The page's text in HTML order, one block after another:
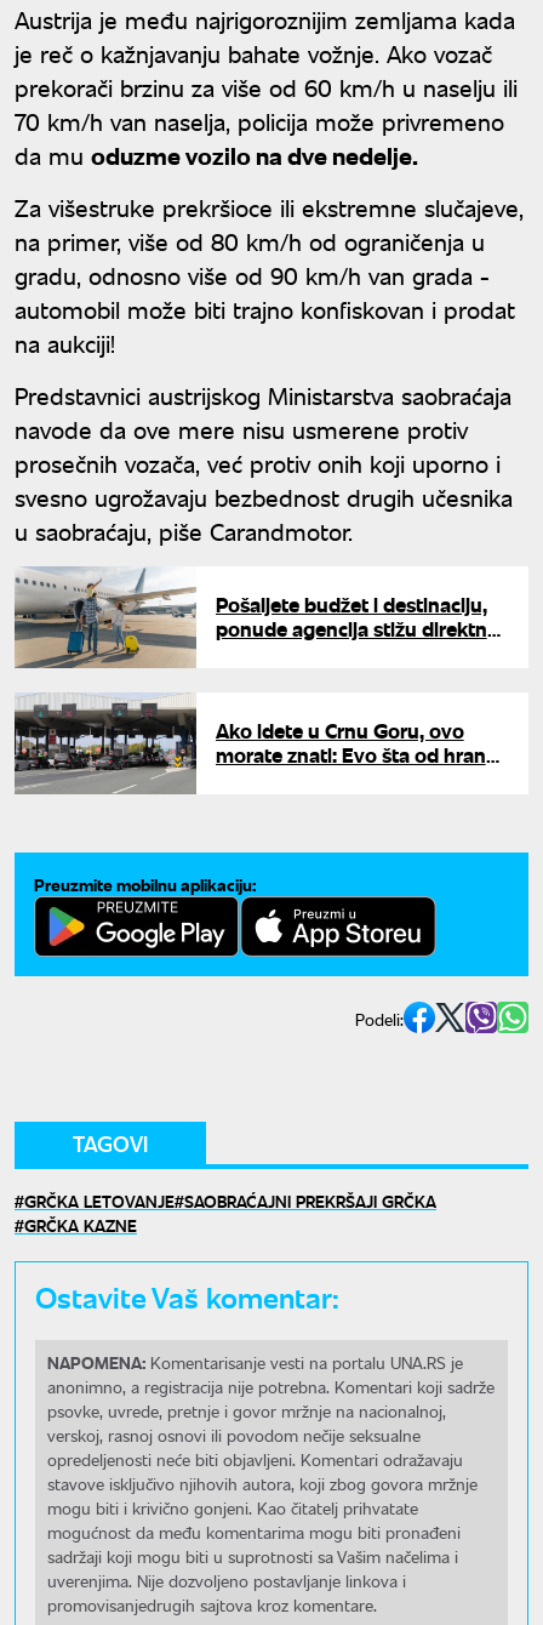
Austrija je među najrigoroznijim zemljama kada
je reč o kažnjavanju bahate vožnje. Ako vozač
prekorači brzinu za više od 60 km/h u naselju ili
70 km/h van naselja, policija može privremeno
da mu oduzme vozilo na dve nedelje.
Za višestruke prekršioce ili ekstremne slučajeve,
na primer, više od 80 km/h od ograničenja u
gradu, odnosno više od 90 km/h van grada -
automobil može biti trajno konfiskovan i prodat
na aukciji!
Predstavnici austrijskog Ministarstva saobraćaja
navode da ove mere nisu usmerene protiv
prosečnih vozača, već protiv onih koji uporno i
svesno ugrožavaju bezbednost drugih učesnika
u saobraćaju, piše Carandmotor.
Pošaljete budžet i destinaciju,
ponude agencija stižu direktno
Ako idete u Crnu Goru, ovo
morate znati: Evo šta od hrane i
Preuzmite mobilnu aplikaciju:
Podeli:
TAGOVI
GRČKA LETOVANJE SAOBRAĆAJNI PREKRŠAJI GRČKA
GRČKA KAZNE
Ostavite Vaš komentar:
NAPOMENA: Komentarisanje vesti na portalu UNA.RS je
anonimno, a registracija nije potrebna. Komentari koji sadrže
psovke, uvrede, pretnje i govor mržnje na nacionalnoj,
verskoj, rasnoj osnovi ili povodom nečije seksualne
opredeljenosti neće biti objavljeni. Komentari odražavaju
stavove isključivo njihovih autora, koji zbog govora mržnje
mogu biti i krivično gonjeni. Kao čitatelj prihvatate
mogućnost da među komentarima mogu biti pronađeni
sadržaji koji mogu biti u suprotnosti sa Vašim načelima i
uverenjima. Nije dozvoljeno postavljanje linkova i
promovisanjedrugih sajtova kroz komentare.